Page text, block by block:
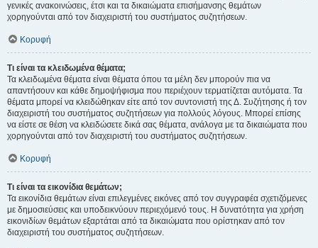
γενικές ανακοινώσεις, έτσι και τα δικαιώματα επισήμανσης θεμάτων
χορηγούνται από τον διαχειριστή του συστήματος συζητήσεων.
Κορυφή
Τι είναι τα κλειδωμένα θέματα;
Τα κλειδωμένα θέματα είναι θέματα όπου τα μέλη δεν μπορούν πια να
απαντήσουν και κάθε δημοψήφισμα που περιέχουν τερματίζεται αυτόματα. Τα
θέματα μπορεί να κλειδώθηκαν είτε από τον συντονιστή της Δ. Συζήτησης ή τον
διαχειριστή του συστήματος συζητήσεων για πολλούς λόγους. Μπορεί επίσης
να είστε σε θέση να κλειδώσετε δικά σας θέματα, ανάλογα με τα δικαιώματα που
χορηγούνται από τον διαχειριστή του συστήματος συζητήσεων.
Κορυφή
Τι είναι τα εικονίδια θεμάτων;
Τα εικονίδια θεμάτων είναι επιλεγμένες εικόνες από τον συγγραφέα σχετιζόμενες
με δημοσιεύσεις και υποδεικνύουν περιεχόμενό τους. Η δυνατότητα για χρήση
εικονιδίων θεμάτων εξαρτάται από τα δικαιώματα που ορίστηκαν από τον
διαχειριστή του συστήματος συζητήσεων.